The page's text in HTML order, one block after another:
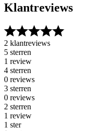
Klantreviews
2 klantreviews
5 sterren
1 review
4 sterren
0 reviews
3 sterren
0 reviews
2 sterren
1 review
1 ster